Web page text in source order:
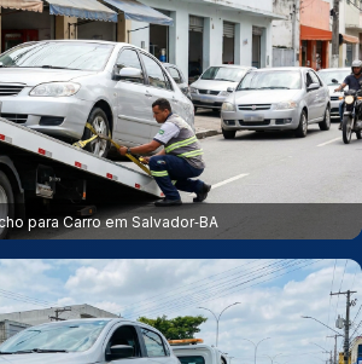
para Carro em Salvador‑BA